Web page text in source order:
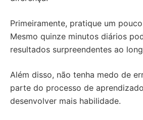
Primeiramente, pratique um
Mesmo quinze minutos diários
resultados surpreendentes ao
Além disso, não tenha medo de
parte do processo de
desenvolver mais habilidade.